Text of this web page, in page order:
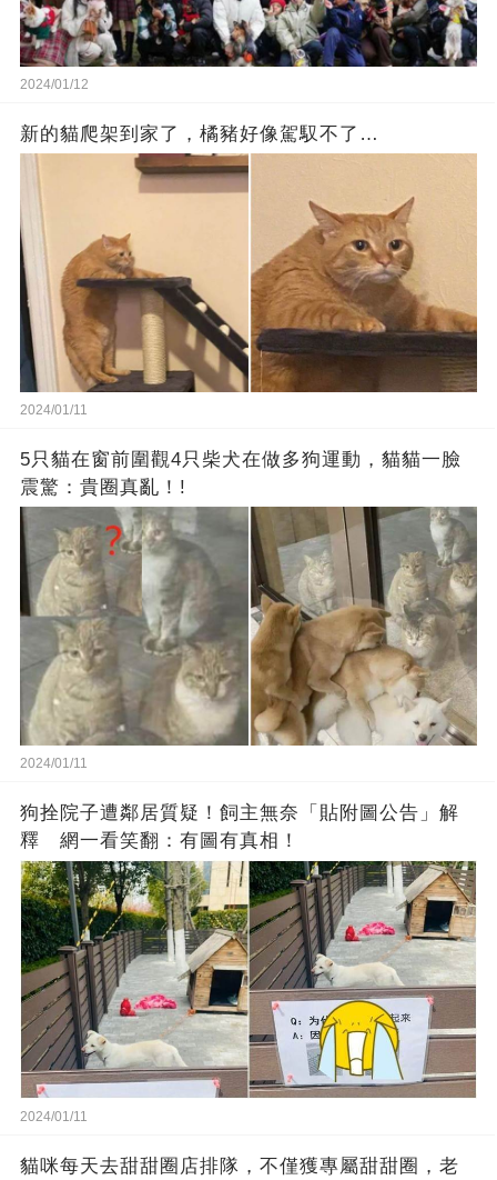
2024/01/12
新的貓爬架到家了，橘豬好像駕馭不了…
2024/01/11
5只貓在窗前圍觀4只柴犬在做多狗運動，貓貓一臉
震驚：貴圈真亂！!
2024/01/11
狗拴院子遭鄰居質疑！飼主無奈「貼附圖公告」解
釋 網一看笑翻：有圖有真相！
2024/01/11
貓咪每天去甜甜圈店排隊，不僅獲專屬甜甜圈，老